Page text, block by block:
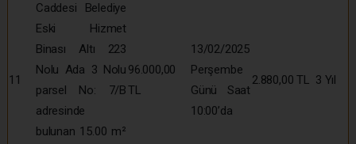
11
Caddesi Belediye
Eski Hizmet
Binası Altı 223
Nolu Ada 3 Nolu
parsel No: 7/B
adresinde
bulunan 15.00 m²
96.000,00
TL
13/02/2025
Perşembe
Günü Saat
10:00’da
2.880,00 TL 3 Yıl